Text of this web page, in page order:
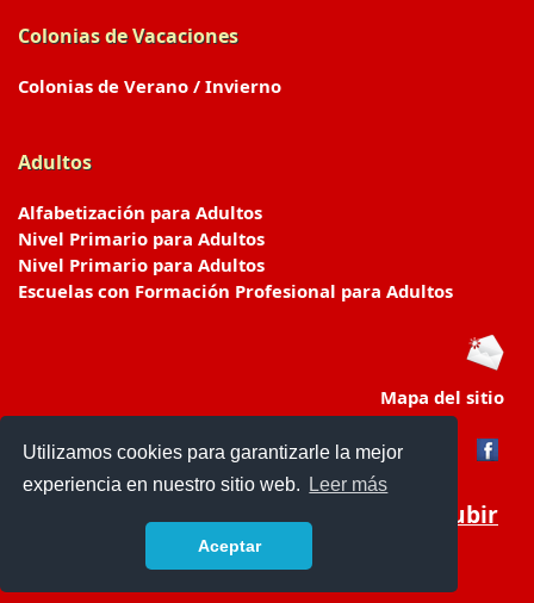
Utilizamos cookies para garantizarle la mejor
experiencia en nuestro sitio web.
Leer más
Aceptar
Colonias de Vacaciones
Colonias de Verano / Invierno
Adultos
Alfabetización para Adultos
Nivel Primario para Adultos
Nivel Primario para Adultos
Escuelas con Formación Profesional para Adultos
Mapa del sitio
Subir